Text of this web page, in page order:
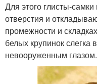
Для этого глисты-
отверстия и
промежности и
белых крупинок
невооруженным глазом.